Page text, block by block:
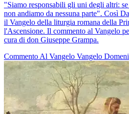
"Siamo responsabili gli uni degli altri:
non andiamo da nessuna parte". Così
il Vangelo della liturgia romana della
l'Ascensione. Il commento al Vangelo
cura di don Giuseppe Grampa.
Commento Al Vangelo Vangelo